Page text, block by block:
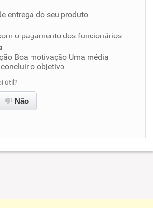
a vida familiar
entrega do seu produto
o pagamento dos funcionários
Boa motivação Uma média
o objetivo
útil?
Não